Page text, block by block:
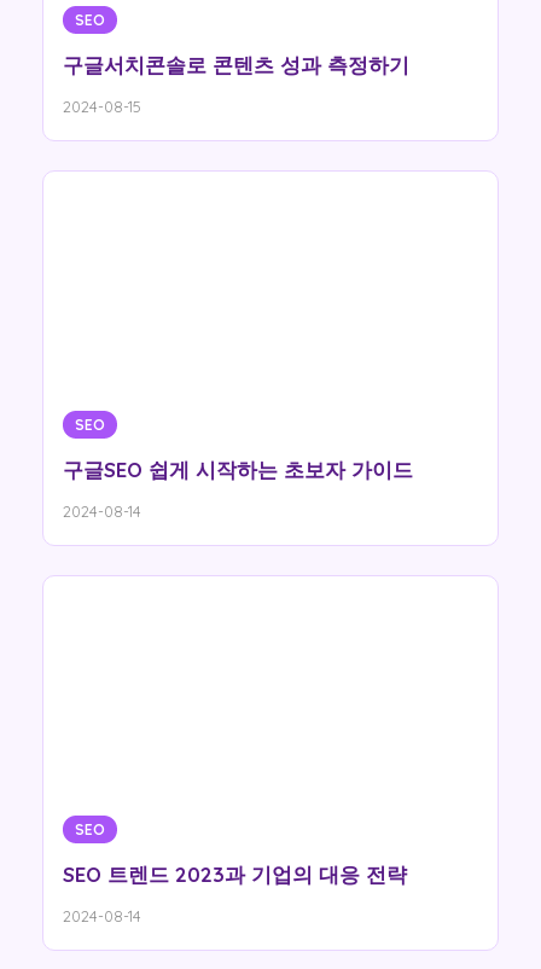
SEO
구글서치콘솔로 콘텐츠 성과 측정하기
2024-08-15
SEO
구글SEO 쉽게 시작하는 초보자 가이드
2024-08-14
SEO
SEO 트렌드 2023과 기업의 대응 전략
2024-08-14